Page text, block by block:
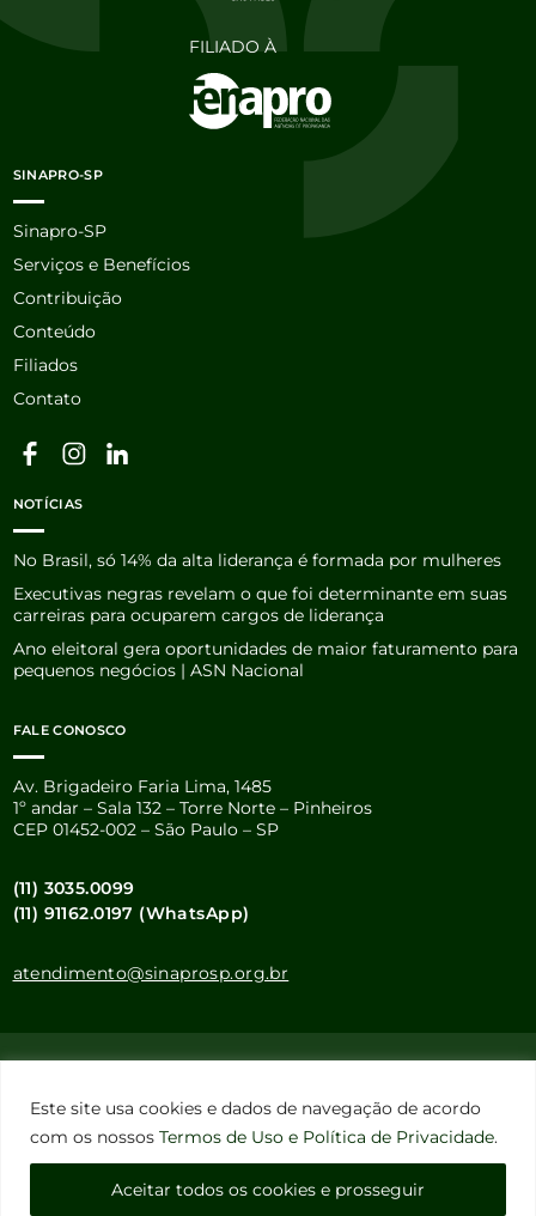
Este site usa cookies e dados de navegação de acordo
com os nossos Termos de Uso e Política de Privacidade.
Aceitar todos os cookies e prosseguir
FILIADO À
SINAPRO-SP
Sinapro-SP
Serviços e Benefícios
Contribuição
Conteúdo
Filiados
Contato
NOTÍCIAS
No Brasil, só 14% da alta liderança é formada por mulheres
Executivas negras revelam o que foi determinante em suas
carreiras para ocuparem cargos de liderança
Ano eleitoral gera oportunidades de maior faturamento para
pequenos negócios | ASN Nacional
FALE CONOSCO
Av. Brigadeiro Faria Lima, 1485
1º andar – Sala 132 – Torre Norte – Pinheiros
CEP 01452-002 – São Paulo – SP
(11) 3035.0099
(11) 91162.0197 (WhatsApp)
atendimento@sinaprosp.org.br
Termos de Uso e Política de Privacidade.
Configuração de Cookies